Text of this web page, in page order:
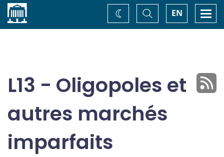
Accueil EN
Basculer
la
recherche
Changez
de
L13 - Oligopoles et
autres marchés
imparfaits